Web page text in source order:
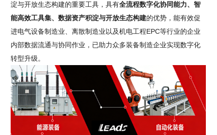
淀与开放生态构建的重要工具，具有全流程数字化协同能力、智
能高效工具集、数据资产积淀与开放生态构建的优势，能有效促
进电气设备制造业、离散制造业以及机电工程EPC等行业的企业
内部数据流通与协同作业，已助力众多装备制造企业实现数字化
转型升级。